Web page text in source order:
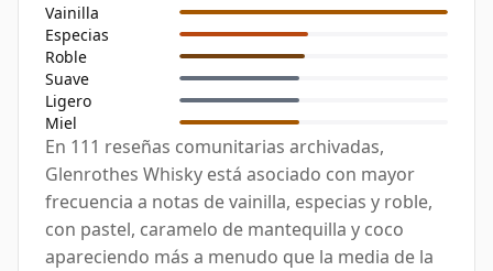
Vainilla
Especias
Roble
Suave
Ligero
Miel
En 111 reseñas comunitarias archivadas,
Glenrothes Whisky está asociado con mayor
frecuencia a notas de vainilla, especias y roble,
con pastel, caramelo de mantequilla y coco
apareciendo más a menudo que la media de la